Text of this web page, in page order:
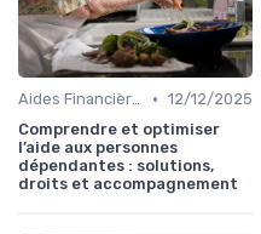
Aides Financières et Subventions • 12/12/2025
Comprendre et optimiser
l’aide aux personnes
dépendantes : solutions,
droits et accompagnement